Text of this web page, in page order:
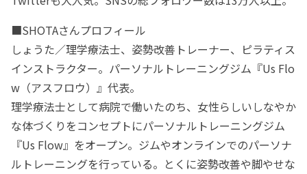
■SHOTAさんプロフィール
しょうた／理学療法士、姿勢改善トレーナー、ピラティス
インストラクター。パーソナルトレーニングジム『Us Flo
w（アスフロウ）』代表。
理学療法士として病院で働いたのち、女性らしいしなやか
な体づくりをコンセプトにパーソナルトレーニングジム
『Us Flow』をオープン。ジムやオンラインでのパーソナ
ルトレーニングを行っている。とくに姿勢改善や脚やせな